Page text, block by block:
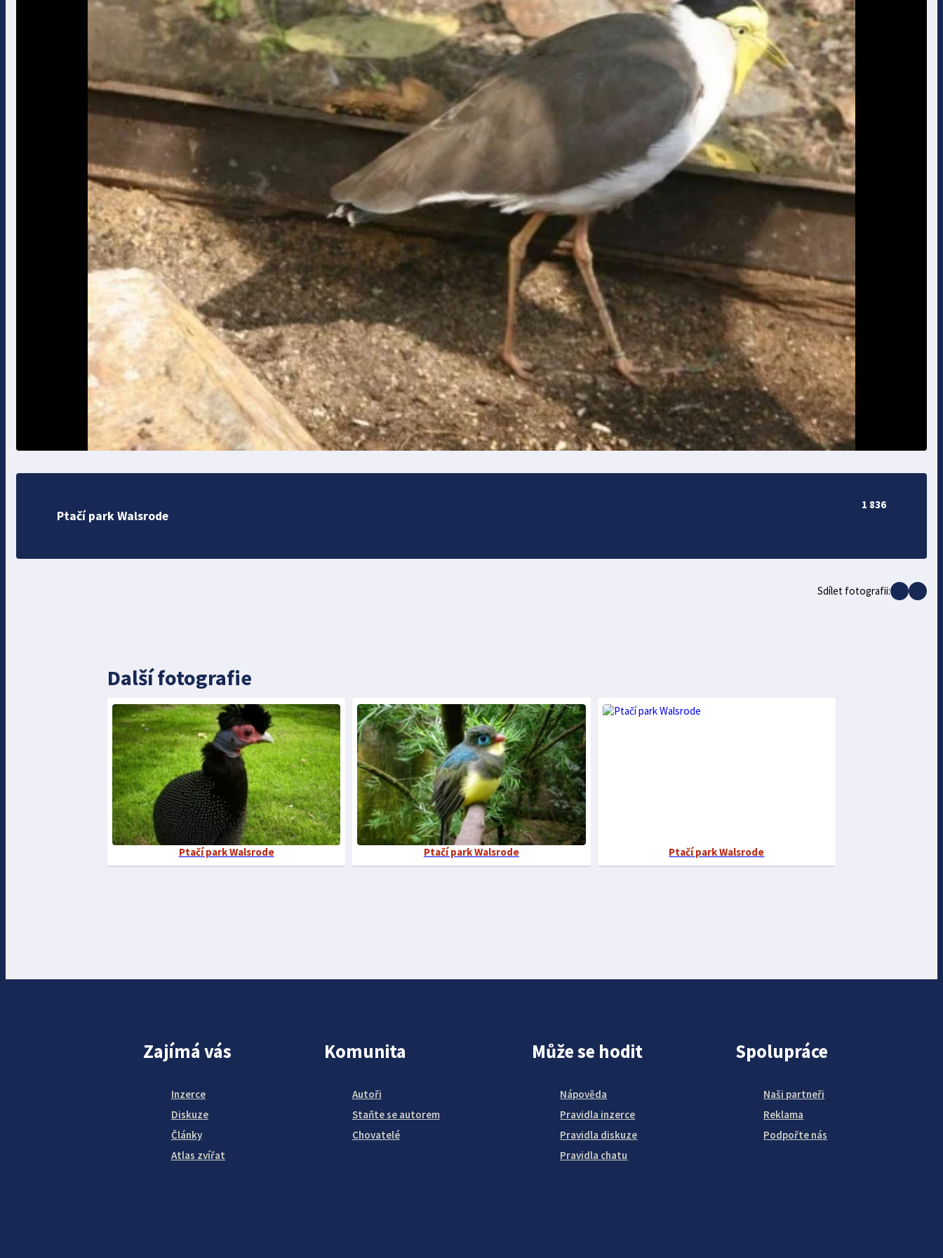
Ptačí park Walsrode
1 836
Sdílet fotografii:
Další fotografie
Ptačí park Walsrode Ptačí park Walsrode Ptačí park Walsrode
Zajímá vás
Inzerce
Diskuze
Články
Atlas zvířat
Komunita
Autoři
Staňte se autorem
Chovatelé
Může se hodit
Nápověda
Pravidla inzerce
Pravidla diskuze
Pravidla chatu
Spolupráce
Naši partneři
Reklama
Podpořte nás